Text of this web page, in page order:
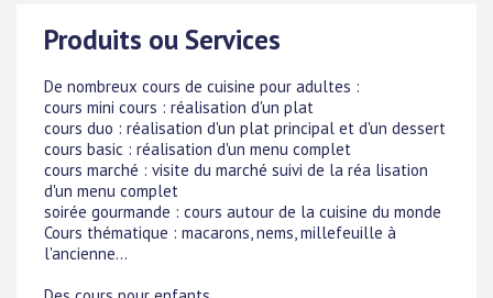
Produits ou Services
De nombreux cours de cuisine pour adultes :
cours mini cours : réalisation d'un plat
cours duo : réalisation d'un plat principal et d'un dessert
cours basic : réalisation d'un menu complet
cours marché : visite du marché suivi de la réa lisation
d'un menu complet
soirée gourmande : cours autour de la cuisine du monde
Cours thématique : macarons, nems, millefeuille à
l'ancienne...